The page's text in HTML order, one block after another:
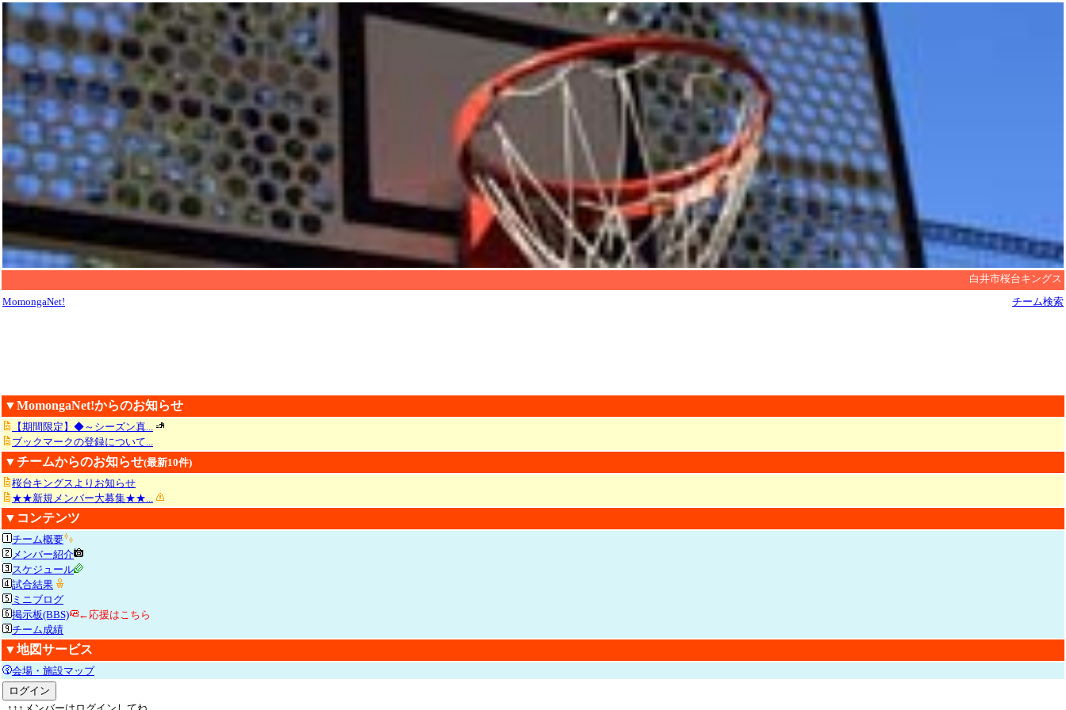
白井市桜台キングス
MomongaNet!
チーム検索
▼MomongaNet!からのお知らせ
【期間限定】◆～シーズン真...
ブックマークの登録について...
▼チームからのお知らせ(最新10件)
桜台キングスよりお知らせ
★★新規メンバー大募集★★...
▼コンテンツ
チーム概要
メンバー紹介
スケジュール
試合結果
ミニブログ
掲示板(BBS)
←応援はこちら
チーム成績
▼地図サービス
会場・施設マップ